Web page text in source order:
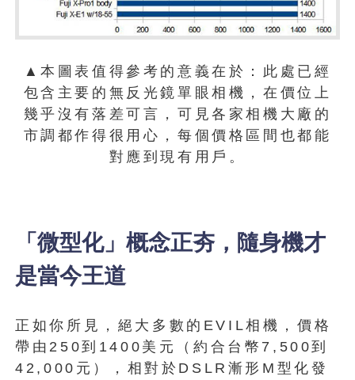
▲本圖表值得參考的意義在於：此處已經
包含主要的無反光鏡單眼相機，在價位上
幾乎沒有落差可言，可見各家相機大廠的
市調都作得很用心，每個價格區間也都能
對應到現有用戶。
「微型化」概念正夯，隨身機才
是當今王道
正如你所見，絕大多數的EVIL相機，價格
帶由250到1400美元（約合台幣7,500到
42,000元），相對於DSLR漸形M型化發